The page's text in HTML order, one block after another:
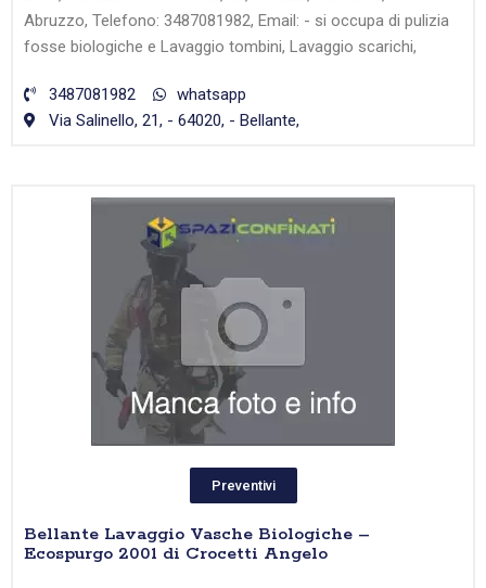
Abruzzo, Telefono: 3487081982, Email: - si occupa di pulizia
fosse biologiche e Lavaggio tombini, Lavaggio scarichi,
3487081982
whatsapp
Via Salinello, 21, - 64020, - Bellante,
Preventivi
Bellante Lavaggio Vasche Biologiche –
Ecospurgo 2001 di Crocetti Angelo